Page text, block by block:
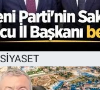
SİYASET